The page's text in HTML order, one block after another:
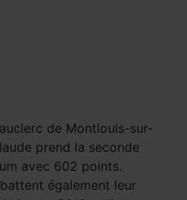
de Montlouis-sur-
prend la seconde
avec 602 points.
également leur